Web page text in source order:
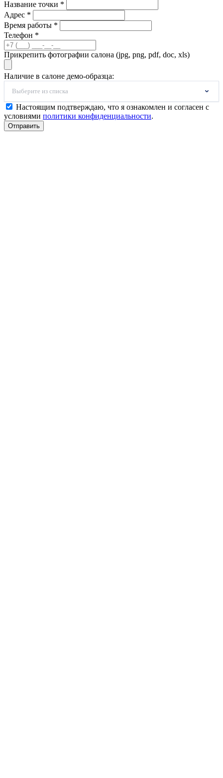
Название точки *
Адрес *
Время работы *
Телефон *
Прикрепить фотографии салона (jpg, png, pdf, doc, xls)
Наличие в салоне демо-образца:
Выберите из списка
Настоящим подтверждаю, что я ознакомлен и согласен с
условиями политики конфиденциальности.
Отправить